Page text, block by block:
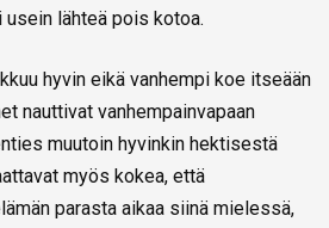
lähteä pois kotoa.
hyvin eikä vanhempi koe itseään
nauttivat vanhempainvapaan
muutoin hyvinkin hektisestä
myös kokea, että
parasta aikaa siinä mielessä,